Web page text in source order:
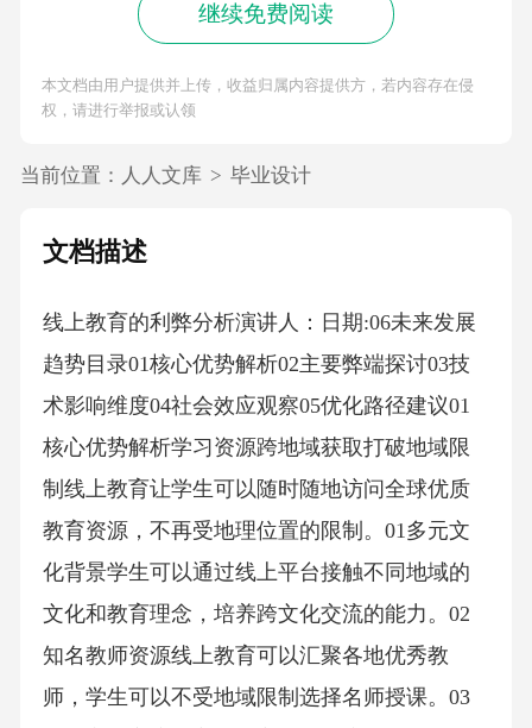
继续免费阅读
本文档由用户提供并上传，收益归属内容提供方，若内容存在侵
权，请进行举报或认领
当前位置： 人人文库 > 毕业设计
文档描述
线上教育的利弊分析演讲人：日期:06未来发展
趋势目录01核心优势解析02主要弊端探讨03技
术影响维度04社会效应观察05优化路径建议01
核心优势解析学习资源跨地域获取打破地域限
制线上教育让学生可以随时随地访问全球优质
教育资源，不再受地理位置的限制。01多元文
化背景学生可以通过线上平台接触不同地域的
文化和教育理念，培养跨文化交流的能力。02
知名教师资源线上教育可以汇聚各地优秀教
师，学生可以不受地域限制选择名师授课。03